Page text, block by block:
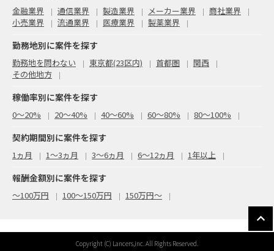
金融業界 通信業界 製造業界 メーカー業界
商社業界
小売業界
流通業界 医療業界 製薬業界
勤務地別に案件を探す
勤務地を問わない 東京都(23区内) 首都圏
関西
その他地方
稼働率別に案件を探す
0〜20% 20〜40% 40〜60% 60〜80% 80〜100%
契約期間別に案件を探す
1ヵ月 1～3ヵ月 3～6ヵ月 6～12ヵ月 1年以上
報酬金額別に案件を探す
〜100万円 100〜150万円 150万円〜
Copyright (C) Lancers,inc. All Rights Reserved.